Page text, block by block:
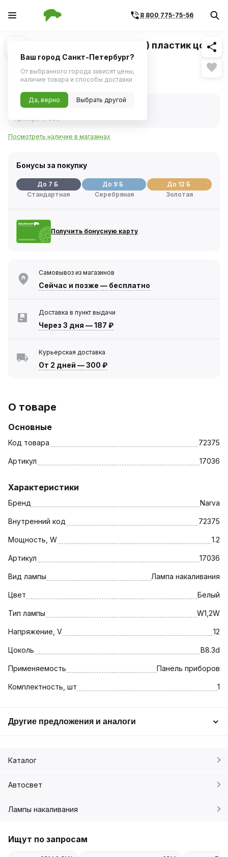
8 800 775-75-56
1/1 Похожие
Лампа 12V 1,2W (приб.панель) пластик цок.
(B8.3d) черный (NARVA)
127 ₽
В наличии
Посмотреть наличие в магазинах
Бонусы за покупку
До 7 Б
Стандартная
До 9 Б
Серебряная
До 12 Б
Золотая
Получить бонусную карту
Самовывоз из магазинов
Сейчас и позже — бесплатно
Доставка в пункт выдачи
Через 3 дня —187 ₽
Курьерская доставка
От 2 дней —300 ₽
О товаре
Основные
Код товара 72375
Артикул 17036
Характеристики
Бренд Narva
Внутренний код 72375
Мощность, W 1.2
Артикул 17036
Вид лампы Лампа накаливания
Цвет Белый
Тип лампы W1,2W
Напряжение, V 12
Цоколь B8.3d
Применяемость Панель приборов
Комплектность, шт 1
Другие предложения и аналоги
Каталог
Автосвет
Лампы накаливания
Ищут по запросам
Ваш город Санкт-Петербург?
От выбранного города зависят цены,
наличие товара и способы доставки
Да, верно Выбрать другой